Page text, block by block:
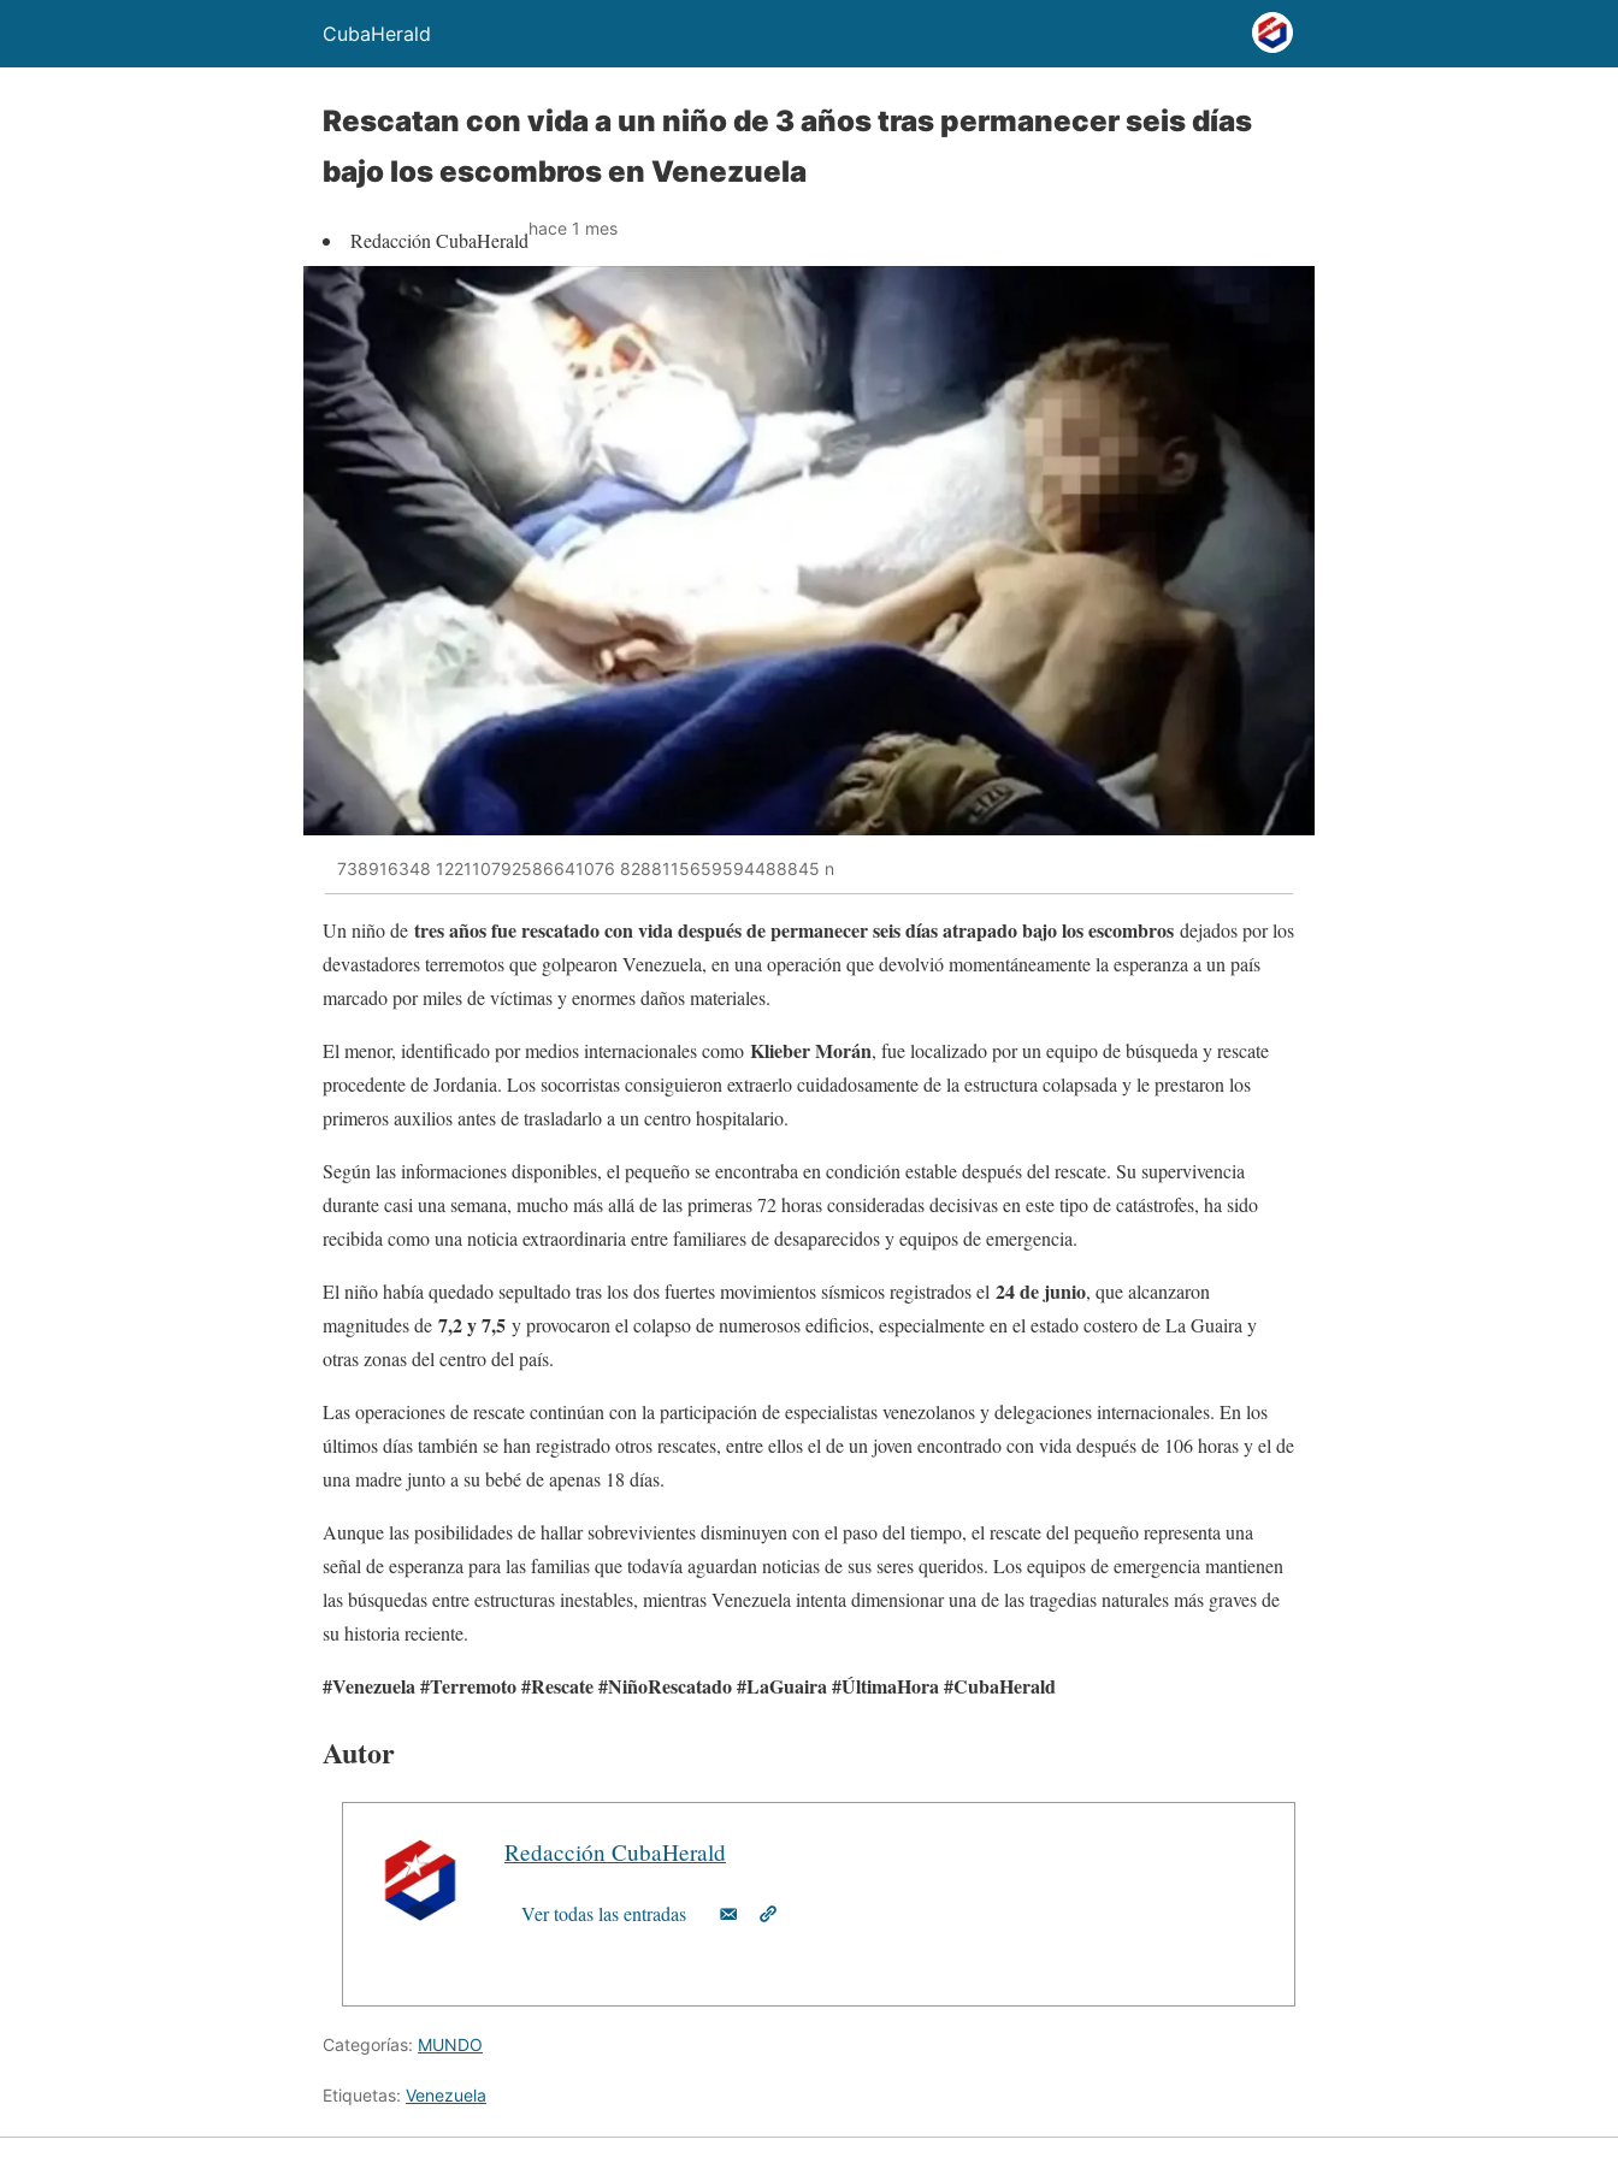
CubaHerald
Rescatan con vida a un niño de 3 años tras permanecer seis días
bajo los escombros en Venezuela
Redacción CubaHeraldhace 1 mes
738916348 122110792586641076 8288115659594488845 n
Un niño de tres años fue rescatado con vida después de permanecer seis días atrapado bajo los escombros dejados por los
devastadores terremotos que golpearon Venezuela, en una operación que devolvió momentáneamente la esperanza a un país
marcado por miles de víctimas y enormes daños materiales.
El menor, identificado por medios internacionales como Klieber Morán, fue localizado por un equipo de búsqueda y rescate
procedente de Jordania. Los socorristas consiguieron extraerlo cuidadosamente de la estructura colapsada y le prestaron los
primeros auxilios antes de trasladarlo a un centro hospitalario.
Según las informaciones disponibles, el pequeño se encontraba en condición estable después del rescate. Su supervivencia
durante casi una semana, mucho más allá de las primeras 72 horas consideradas decisivas en este tipo de catástrofes, ha sido
recibida como una noticia extraordinaria entre familiares de desaparecidos y equipos de emergencia.
El niño había quedado sepultado tras los dos fuertes movimientos sísmicos registrados el 24 de junio, que alcanzaron
magnitudes de 7,2 y 7,5 y provocaron el colapso de numerosos edificios, especialmente en el estado costero de La Guaira y
otras zonas del centro del país.
Las operaciones de rescate continúan con la participación de especialistas venezolanos y delegaciones internacionales. En los
últimos días también se han registrado otros rescates, entre ellos el de un joven encontrado con vida después de 106 horas y el de
una madre junto a su bebé de apenas 18 días.
Aunque las posibilidades de hallar sobrevivientes disminuyen con el paso del tiempo, el rescate del pequeño representa una
señal de esperanza para las familias que todavía aguardan noticias de sus seres queridos. Los equipos de emergencia mantienen
las búsquedas entre estructuras inestables, mientras Venezuela intenta dimensionar una de las tragedias naturales más graves de
su historia reciente.
#Venezuela #Terremoto #Rescate #NiñoRescatado #LaGuaira #ÚltimaHora #CubaHerald
Autor
Redacción CubaHerald
Ver todas las entradas
Categorías: MUNDO
Etiquetas: Venezuela